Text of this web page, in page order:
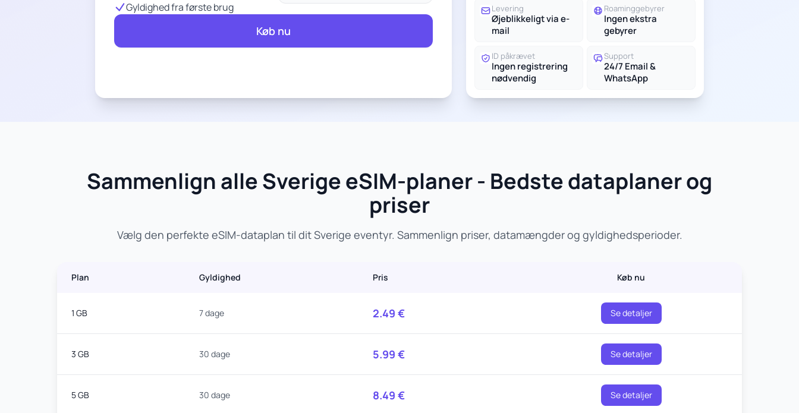
Gyldighed fra første brug
Køb nu
Levering
Øjeblikkeligt via e-
mail
Roaminggebyrer
Ingen ekstra
gebyrer
ID påkrævet
Ingen registrering
nødvendig
Support
24/7 Email &
WhatsApp
Sammenlign alle Sverige eSIM-planer - Bedste dataplaner og
priser
Vælg den perfekte eSIM-dataplan til dit Sverige eventyr. Sammenlign priser, datamængder og gyldighedsperioder.
Plan Gyldighed Pris Køb nu
1 GB 7 dage 2.49 € Se detaljer
3 GB 30 dage 5.99 € Se detaljer
5 GB 30 dage 8.49 € Se detaljer